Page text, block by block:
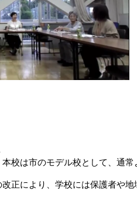
校は市のモデル校として、通
正により、学校には保護者や